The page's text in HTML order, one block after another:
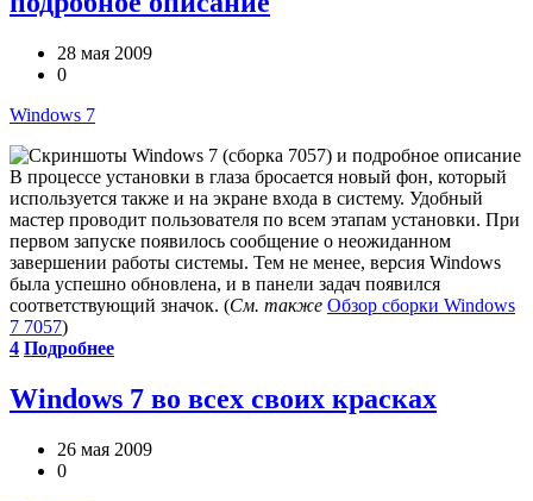
28 мая 2009
0
Windows 7
В процессе установки в глаза бросается новый фон, который
используется также и на экране входа в систему. Удобный
мастер проводит пользователя по всем этапам установки. При
первом запуске появилось сообщение о неожиданном
завершении работы системы. Тем не менее, версия Windows
была успешно обновлена, и в панели задач появился
соответствующий значок. (См. также Обзор сборки Windows
7 7057)
4 Подробнее
Windows 7 во всех своих красках
26 мая 2009
0